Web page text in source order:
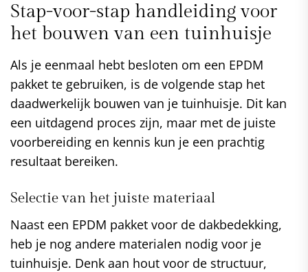
Stap-voor-stap handleiding voor
het bouwen van een tuinhuisje
Als je eenmaal hebt besloten om een EPDM
pakket te gebruiken, is de volgende stap het
daadwerkelijk bouwen van je tuinhuisje. Dit kan
een uitdagend proces zijn, maar met de juiste
voorbereiding en kennis kun je een prachtig
resultaat bereiken.
Selectie van het juiste materiaal
Naast een EPDM pakket voor de dakbedekking,
heb je nog andere materialen nodig voor je
tuinhuisje. Denk aan hout voor de structuur,